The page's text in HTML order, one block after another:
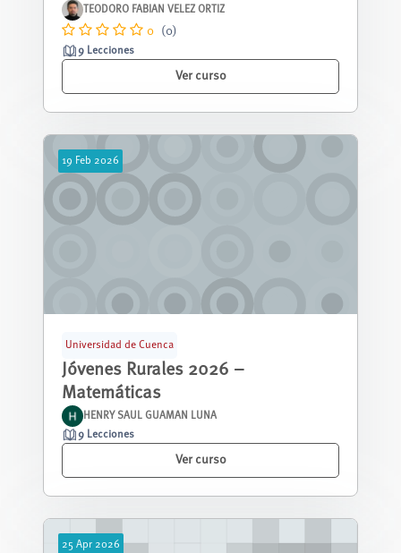
Género y Desarrollo Sostenible
TEODORO FABIAN VELEZ ORTIZ
0 (0)
9 Lecciones
Ver curso
19 Feb 2026
Universidad de Cuenca
Jóvenes Rurales 2026 –
Matemáticas
HENRY SAUL GUAMAN LUNA
9 Lecciones
Ver curso
25 Apr 2026